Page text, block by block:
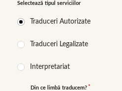
Selectează tipul serviciilor
Traduceri Autorizate
Traduceri Legalizate
Interpretariat
Din ce limbă traducem?